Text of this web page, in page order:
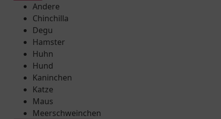
Andere
Chinchilla
Degu
Hamster
Huhn
Hund
Kaninchen
Katze
Maus
Meerschweinchen